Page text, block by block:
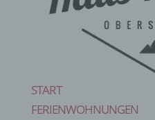
START
FERIENWOHNUNGEN